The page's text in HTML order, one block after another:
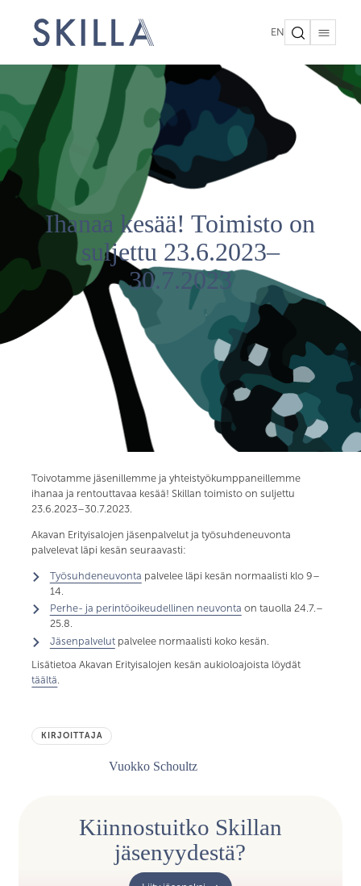
EN
Ihanaa kesää! Toimisto on
suljettu 23.6.2023–
30.7.2023
Toivotamme jäsenillemme ja yhteistyökumppaneillemme
ihanaa ja rentouttavaa kesää! Skillan toimisto on suljettu
23.6.2023–30.7.2023.
Akavan Erityisalojen jäsenpalvelut ja työsuhdeneuvonta
palvelevat läpi kesän seuraavasti:
Työsuhdeneuvonta palvelee läpi kesän normaalisti klo 9–
14.
Perhe- ja perintöoikeudellinen neuvonta on tauolla 24.7.–
25.8.
Jäsenpalvelutpalvelee normaalisti koko kesän.
Lisätietoa Akavan Erityisalojen kesän aukioloajoista löydät
täältä
KIRJOITTAJA
Vuokko Schoultz
Kiinnostuitko Skillan
jäsenyydestä?